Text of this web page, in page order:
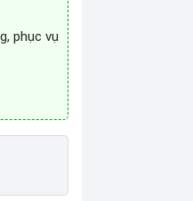
phục vụ